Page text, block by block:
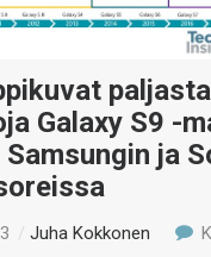
Galaxy S9 -
ja
/Juha Kokkonen